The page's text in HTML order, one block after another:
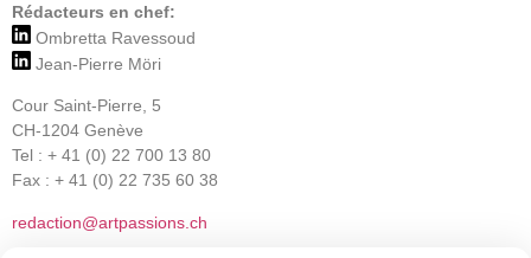
Rédacteurs en chef:
Ombretta Ravessoud
Jean-Pierre Möri
Cour Saint-Pierre, 5
CH-1204 Genève
Tel : + 41 (0) 22 700 13 80
Fax : + 41 (0) 22 735 60 38
redaction@artpassions.ch